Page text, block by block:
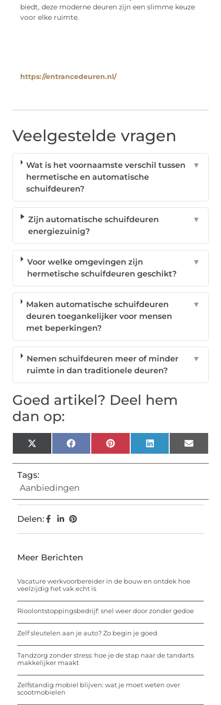
biedt, deze moderne deuren zijn een slimme keuze
voor elke ruimte.
https://entrancedeuren.nl/
Veelgestelde vragen
Wat is het voornaamste verschil tussen
hermetische en automatische
schuifdeuren?
▼
Zijn automatische schuifdeuren
energiezuinig?
▼
Voor welke omgevingen zijn
hermetische schuifdeuren geschikt?
▼
Maken automatische schuifdeuren
deuren toegankelijker voor mensen
met beperkingen?
▼
Nemen schuifdeuren meer of minder
ruimte in dan traditionele deuren?
▼
Goed artikel? Deel hem
dan op:
X
(Twitter)
FacebookPinterestLinkedIn Email
Tags:
Aanbiedingen
Delen:
Meer Berichten
Vacature werkvoorbereider in de bouw en ontdek hoe
veelzijdig het vak echt is
Rioolontstoppingsbedrijf: snel weer door zonder gedoe
Zelf sleutelen aan je auto? Zo begin je goed
Tandzorg zonder stress: hoe je de stap naar de tandarts
makkelijker maakt
Zelfstandig mobiel blijven: wat je moet weten over
scootmobielen